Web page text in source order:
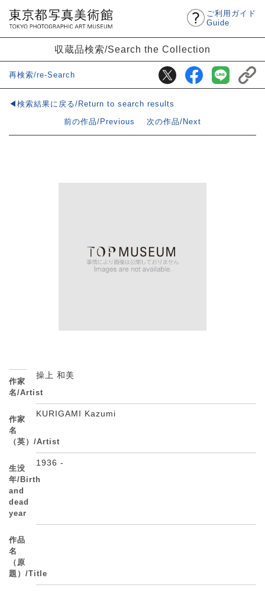
ご利用ガイド
Guide
収蔵品検索/Search the Collection
再検索/re-Search
◀検索結果に戻る/Return to search results
前の作品/Previous
次の作品/Next
作家
名/Artist
操上 和美
作家
名
（英）/Artist
KURIGAMI Kazumi
生没
年/Birth
and
dead
year
1936 -
作品
名
（原
題）/Title